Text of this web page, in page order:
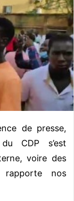
de presse,
CDP s’est
voire des
rapporte nos